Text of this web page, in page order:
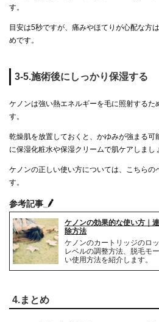
す。
目安は5秒ですが、痛みやほてりが心配な方
めです。
3-5.施術後にしっかり保湿する
ケノンは強い熱エネルギーを毛に照射するた
す。
乾燥肌を放置しておくと、かゆみが強まる可
に保湿化粧水や保湿クリームで肌ケアしまし
ケノンの正しい使い方については、こちらの
す。
参考記事
ケノンの効果的な使い方｜
除方法
ケノンのカートリッジのロ
レベルの調整方法、脱毛モ
い使用方法を紹介します。
4.まとめ